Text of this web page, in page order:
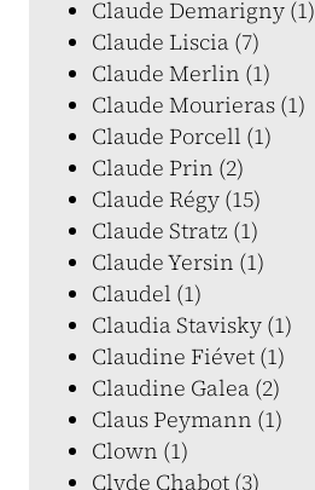
Claude Demarigny (1)
Claude Liscia (7)
Claude Merlin (1)
Claude Mourieras (1)
Claude Porcell (1)
Claude Prin (2)
Claude Régy (15)
Claude Stratz (1)
Claude Yersin (1)
Claudel (1)
Claudia Stavisky (1)
Claudine Fiévet (1)
Claudine Galea (2)
Claus Peymann (1)
Clown (1)
Clyde Chabot (3)